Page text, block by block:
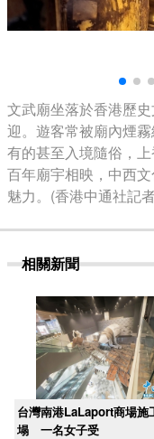
文武廟坐落於香港歷
迎。遊客常被廟內煙
有的甚至入境隨俗，
百年廟宇相映，中西
魅力。(香港中通社記
相關新聞
台灣南港LaLaport商場施
塌 一名女子受